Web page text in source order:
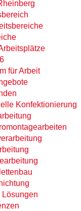
für Arbeit
Konfektionierung
Lösungen